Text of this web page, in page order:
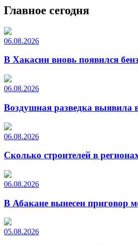
Главное сегодня
06.08.2026
В Хакасии вновь появился
06.08.2026
Воздушная разведка выявила
06.08.2026
Сколько строителей в
06.08.2026
В Абакане вынесен приговор
05.08.2026